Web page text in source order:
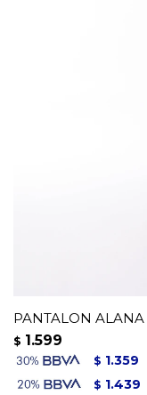
PANTALON ALANA
$ 1.599
$ 1.359
$ 1.439